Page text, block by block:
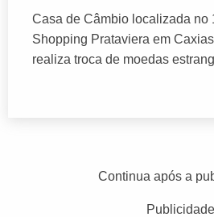
Casa de Câmbio localizada no
Shopping Prataviera em
realiza troca de moedas
Continua após a
Publicidade